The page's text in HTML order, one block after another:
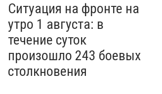
Ситуация на фронте на
утро 1 августа: в
течение суток
произошло 243 боевых
столкновения